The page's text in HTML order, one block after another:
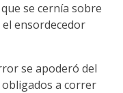
se cernía sobre
ensordecedor
se apoderó del
a correr